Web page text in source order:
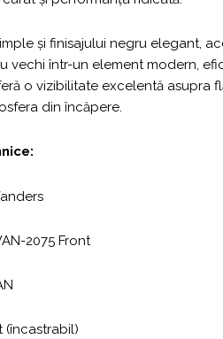
și finisajului negru elegant,
vechi într-un element modern,
o vizibilitate excelentă asupra
din încăpere.
2075 Front
(încastrabil)